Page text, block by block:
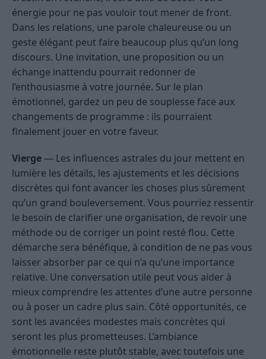
énergie pour ne pas vouloir tout mener de front.
Dans les relations, une parole chaleureuse ou un
geste élégant peut faire beaucoup plus qu’un long
discours. Une invitation, une proposition ou un
échange inattendu pourrait redonner de
l’enthousiasme à votre journée. Sur le plan
émotionnel, gardez un peu de souplesse face aux
changements de programme : ils pourraient
finalement jouer en votre faveur.
Vierge — Les influences astrales du jour mettent en
lumière les détails, les ajustements et les décisions
discrètes qui font avancer les choses plus sûrement
qu’un grand bouleversement. Vous pourriez ressentir
le besoin de clarifier une organisation, de revoir une
méthode ou de corriger un point resté flou. Cette
démarche sera bénéfique, à condition de ne pas vous
laisser absorber par ce qui n’a qu’une importance
relative. Une conversation utile peut vous aider à
mieux comprendre les attentes d’une autre personne
ou à poser un cadre plus sain. Côté opportunités, ce
sont les avancées modestes mais concrètes qui
seront les plus prometteuses. L’ambiance
émotionnelle reste plutôt stable, avec toutefois une